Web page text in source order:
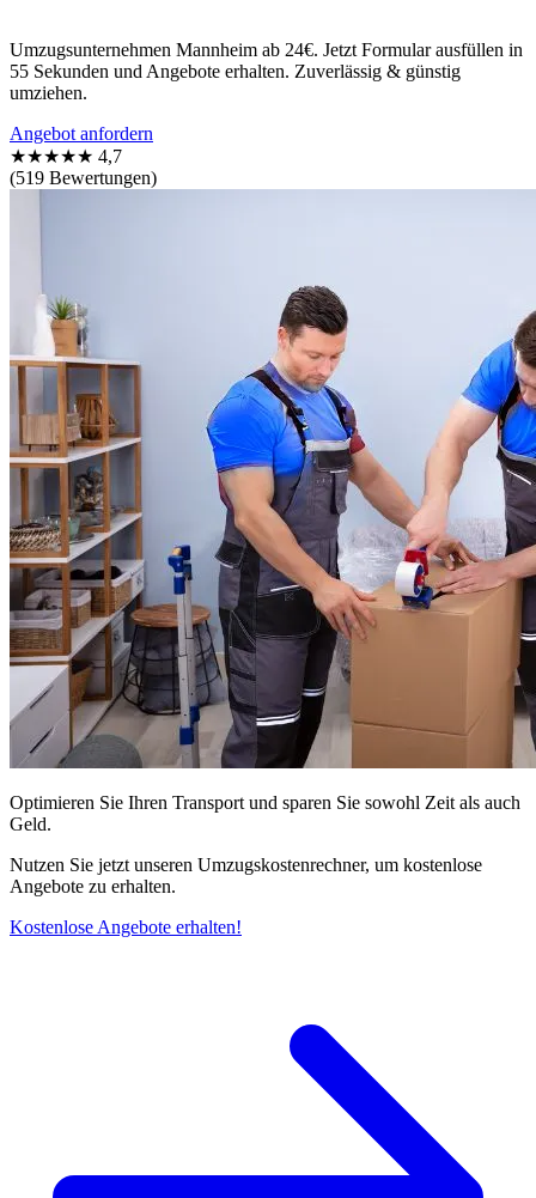
Umzugsunternehmen Mannheim ab 24€. Jetzt Formular ausfüllen in
55 Sekunden und Angebote erhalten. Zuverlässig & günstig
umziehen.
Angebot anfordern
★★★★★ 4,7
(519 Bewertungen)
Optimieren Sie Ihren Transport und sparen Sie sowohl Zeit als auch
Geld.
Nutzen Sie jetzt unseren Umzugskostenrechner, um kostenlose
Angebote zu erhalten.
Kostenlose Angebote erhalten!